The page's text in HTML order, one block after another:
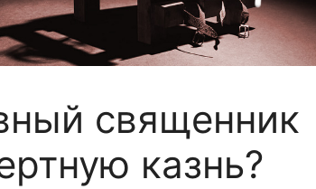
священник
казнь?